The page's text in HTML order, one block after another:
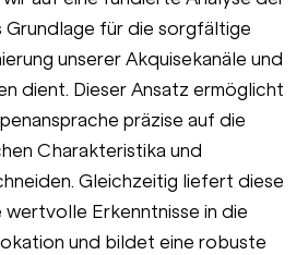
Grundlage für die sorgfältige
unserer Akquisekanäle und
dient. Dieser Ansatz ermöglicht
präzise auf die
Charakteristika und
Gleichzeitig liefert diese
wertvolle Erkenntnisse in die
und bildet eine robuste